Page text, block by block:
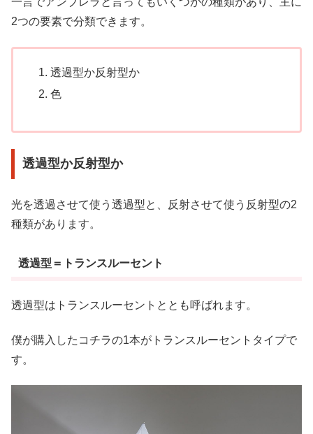
2つの要素で分類できます。
透過型か反射型か
色
透過型か反射型か
光を透過させて使う透過型と、反射させて使う反射型の2
種類があります。
透過型＝トランスルーセント
透過型はトランスルーセントととも呼ばれます。
僕が購入したコチラの1本がトランスルーセントタイプで
す。